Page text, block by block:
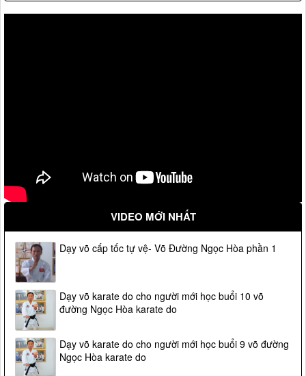
VIDEO MỚI NHẤT
Dạy võ cấp tốc tự vệ- Võ Đường Ngọc Hòa phần 1
Dạy võ karate do cho người mới học buổi 10 võ
đường Ngọc Hòa karate do
Dạy võ karate do cho người mới học buổi 9 võ đường
Ngọc Hòa karate do